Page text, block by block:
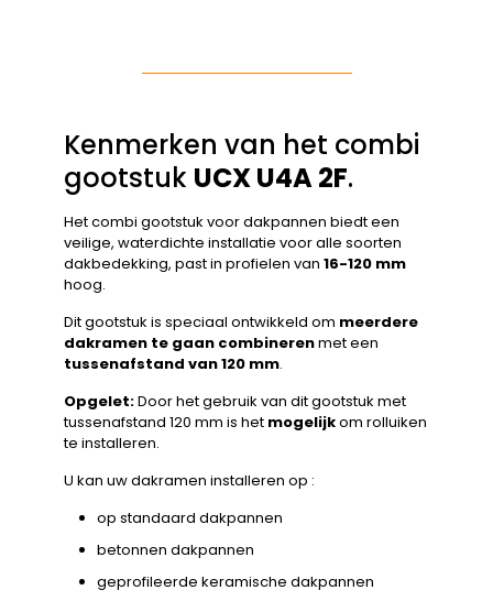
Kenmerken van het combi
gootstuk UCX U4A 2F.
Het combi gootstuk voor dakpannen biedt een
veilige, waterdichte installatie voor alle soorten
dakbedekking, past in profielen van 16-120 mm
hoog.
Dit gootstuk is speciaal ontwikkeld om meerdere
dakramen te gaan combinerenmet een
tussenafstand van 120 mm.
Opgelet:Door het gebruik van dit gootstuk met
tussenafstand 120 mm is het mogelijkom rolluiken
te installeren.
U kan uw dakramen installeren op :
op standaard dakpannen
betonnen dakpannen
geprofileerde keramische dakpannen